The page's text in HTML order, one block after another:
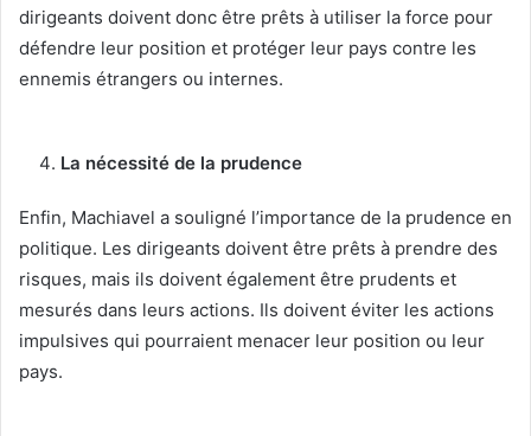
dirigeants doivent donc être prêts à utiliser la force pour
défendre leur position et protéger leur pays contre les
ennemis étrangers ou internes.
La nécessité de la prudence
Enfin, Machiavel a souligné l’importance de la prudence en
politique. Les dirigeants doivent être prêts à prendre des
risques, mais ils doivent également être prudents et
mesurés dans leurs actions. Ils doivent éviter les actions
impulsives qui pourraient menacer leur position ou leur
pays.